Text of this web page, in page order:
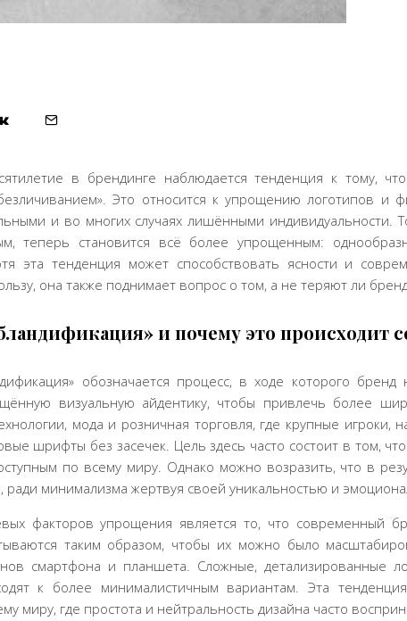
в брендинге наблюдается тенденция к тому,
Это относится к упрощению логотипов и
и во многих случаях лишёнными
теперь становится всё более упрощенным:
эта тенденция может способствовать ясности и
она также поднимает вопрос о том, а не теряют ли
и почему это происходит
обозначается процесс, в ходе которого
визуальную айдентику, чтобы привлечь более
мода и розничная торговля, где крупные
шрифты без засечек. Цель здесь часто состоит в том,
по всему миру. Однако можно возразить, что в
ради минимализма жертвуя своей уникальностью и
факторов упрощения является то, что современный
таким образом, чтобы их можно было
смартфона и планшета. Сложные, детализированные
к более минималистичным вариантам. Эта
миру, где простота и нейтральность дизайна часто